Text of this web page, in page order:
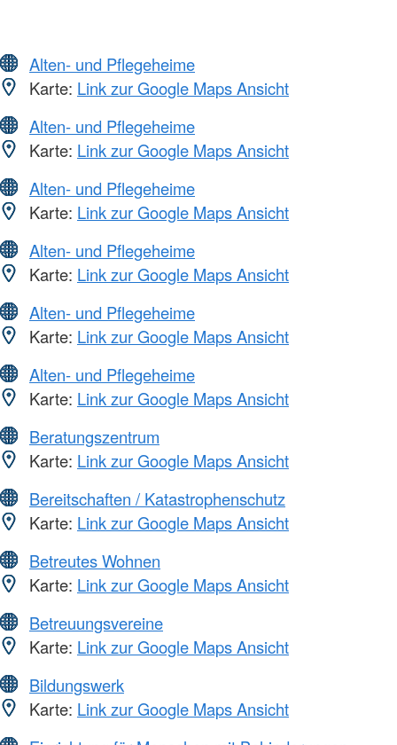
Alten- und Pflegeheime
Karte: Link zur Google Maps Ansicht
Alten- und Pflegeheime
Karte: Link zur Google Maps Ansicht
Alten- und Pflegeheime
Karte: Link zur Google Maps Ansicht
Alten- und Pflegeheime
Karte: Link zur Google Maps Ansicht
Alten- und Pflegeheime
Karte: Link zur Google Maps Ansicht
Alten- und Pflegeheime
Karte: Link zur Google Maps Ansicht
Beratungszentrum
Karte: Link zur Google Maps Ansicht
Bereitschaften / Katastrophenschutz
Karte: Link zur Google Maps Ansicht
Betreutes Wohnen
Karte: Link zur Google Maps Ansicht
Betreuungsvereine
Karte: Link zur Google Maps Ansicht
Bildungswerk
Karte: Link zur Google Maps Ansicht